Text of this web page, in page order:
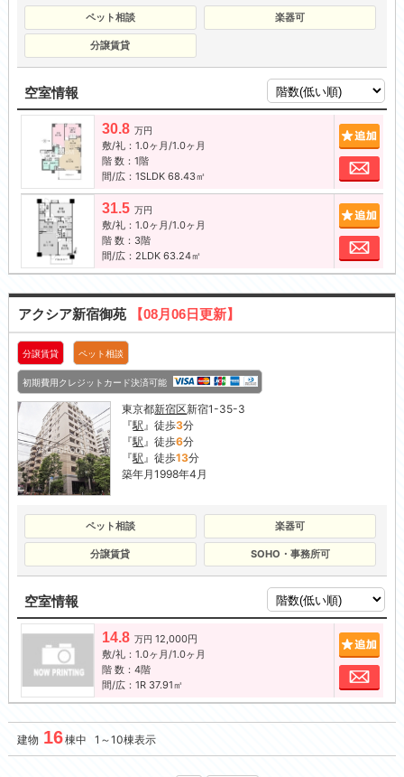
ペット相談 楽器可
分譲賃貸
空室情報
30.8 万円
敷/礼：1.0ヶ月/1.0ヶ月
階 数：1階
間/広：1SLDK 68.43㎡
お
31.5 万円
敷/礼：1.0ヶ月/1.0ヶ月
階 数：3階
間/広：2LDK 63.24㎡
お
アクシア新宿御苑 【08月06日更新】
分譲賃貸 ペット相談
初期費用クレジットカード決済可能
東京都新宿区新宿1-35-3
『駅 』徒歩3分
『駅 』徒歩6分
『駅 』徒歩13分
築年月1998年4月
ペット相談 楽器可
分譲賃貸 SOHO・事務所可
空室情報
14.8 万円 12,000円
敷/礼：1.0ヶ月/1.0ヶ月
階 数：4階
間/広：1R 37.91㎡
お
建物 16棟中 1～10棟表示